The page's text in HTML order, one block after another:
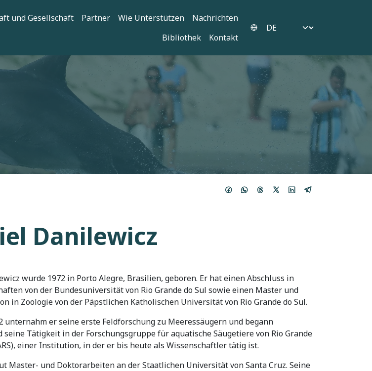
und Gesellschaft Partner Wie Unterstützen
Nachrichten
Bibliothek
Kontakt
Select your language
Danilewicz
wurde 1972 in Porto Alegre, Brasilien, geboren. Er hat einen Abschluss in
von der Bundesuniversität von Rio Grande do Sul sowie einen Master und
in Zoologie von der Päpstlichen Katholischen Universität von Rio Grande do Sul.
unternahm er seine erste Feldforschung zu Meeressäugern und begann
seine Tätigkeit in der Forschungsgruppe für aquatische Säugetiere von Rio Grande
einer Institution, in der er bis heute als Wissenschaftler tätig ist.
Master- und Doktorarbeiten an der Staatlichen Universität von Santa Cruz. Seine